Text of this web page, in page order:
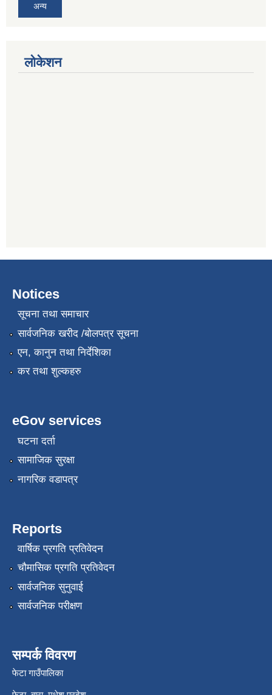
अन्य
लोकेशन
Notices
सूचना तथा समाचार
सार्वजनिक खरीद /बोलपत्र सूचना
एन, कानुन तथा निर्देशिका
कर तथा शुल्कहरु
eGov services
घटना दर्ता
सामाजिक सुरक्षा
नागरिक वडापत्र
Reports
वार्षिक प्रगति प्रतिवेदन
चौमासिक प्रगति प्रतिवेदन
सार्वजनिक सुनुवाई
सार्वजनिक परीक्षण
सम्पर्क विवरण
फेटा गाउँपालिका